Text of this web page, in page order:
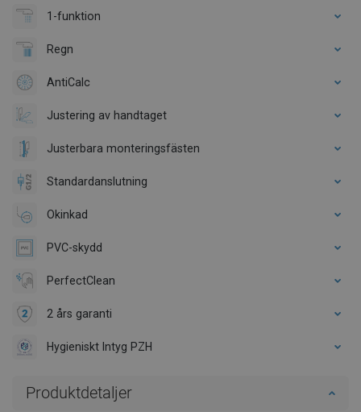
1-funktion
Regn
AntiCalc
Justering av handtaget
Justerbara monteringsfästen
Standardanslutning
Okinkad
PVC-skydd
PerfectClean
2 års garanti
Hygieniskt Intyg PZH
Produktdetaljer